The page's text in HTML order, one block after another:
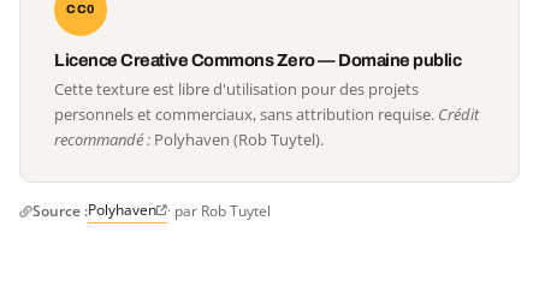
CC0
Licence Creative Commons Zero — Domaine public
Cette texture est libre d'utilisation pour des projets
personnels et commerciaux, sans attribution requise. Crédit
recommandé : Polyhaven (Rob Tuytel).
Source :Polyhaven · par Rob Tuytel